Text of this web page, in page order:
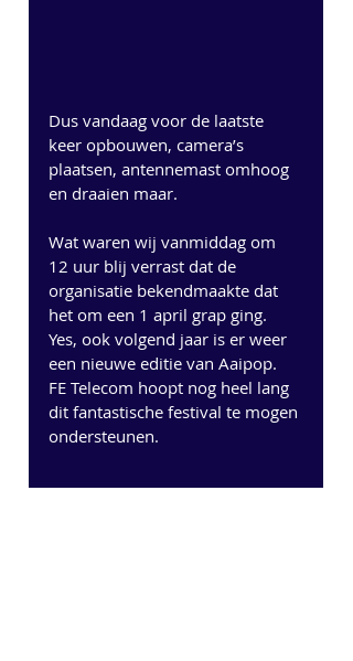
Dus vandaag voor de laatste
keer opbouwen, camera’s
plaatsen, antennemast omhoog
en draaien maar.
Wat waren wij vanmiddag om
12 uur blij verrast dat de
organisatie bekendmaakte dat
het om een 1 april grap ging.
Yes, ook volgend jaar is er weer
een nieuwe editie van Aaipop.
FE Telecom hoopt nog heel lang
dit fantastische festival te mogen
ondersteunen.